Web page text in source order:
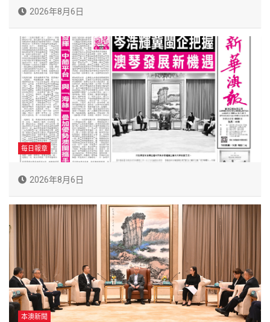
2026年8月6日
每日報章
2026年8月6日
本澳新聞